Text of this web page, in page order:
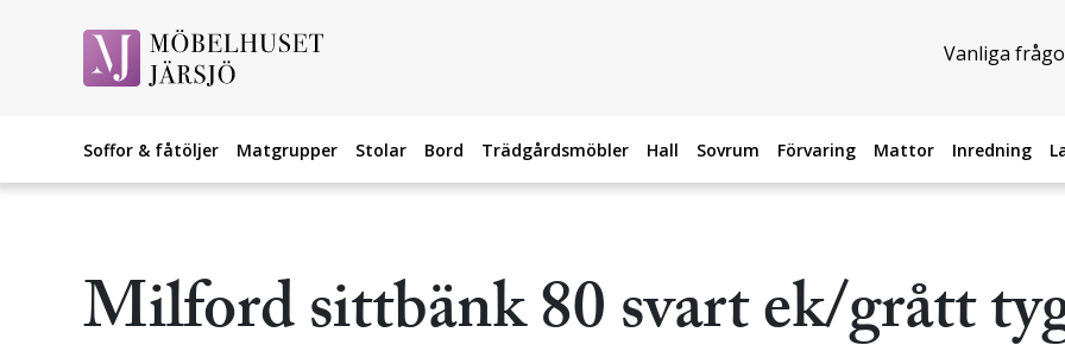
Vanliga
Soffor & fåtöljer Matgrupper Stolar Bord Trädgårdsmöbler Hall Sovrum Förvaring Mattor Inredning
Milford sittbänk 80 svart ek/grått